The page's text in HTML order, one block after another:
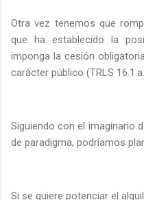
Otra vez tenemos que
que ha establecido la
imponga la cesión
carácter público (TRLS
Siguiendo con el imaginario
de paradigma, podríamos
Si se quiere potenciar el